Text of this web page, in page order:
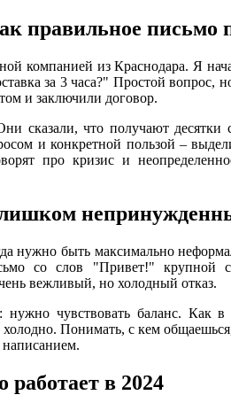
правильное письмо
компанией из Краснодара. Я
за 3 часа?" Простой
и заключили договор.
сказали, что получают
и конкретной пользой –
про кризис и
нужно быть максимально
со слов "Привет!" крупной
вежливый, но холодный отказ.
чувствовать баланс. Как
Понимать, с кем
написанием.
работает в 2024